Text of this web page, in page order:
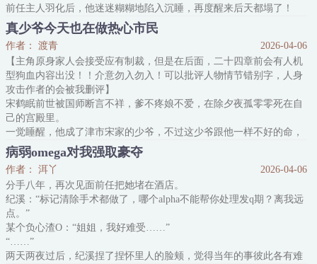
前任主人羽化后，他迷迷糊糊地陷入沉睡，再度醒来后天都塌了！
大妖（重音）一瞬间变成了文盲。
这些人类都在说什么？
红绿灯是什么？车是什么？身份证是什么？手机是什么？电话号码是
什么？支付宝是什么？警察是什么？老年痴呆又是……等等，这群人
类怎么莫名其妙地骂蛇痴呆？！
有没有天理了！
青玉竹气不过三秒，又软了回去：蒜鸟蒜鸟，当人太复杂鸟，还是继
续当
真少爷今天也在做热心市民
作者： 渡青
2026-04-06
【主角原身家人会接受应有制裁，但是在后面，二十四章前会有人机
型狗血内容出没！！介意勿入勿入！可以批评人物情节错别字，人身
攻击作者的会被我删评】
宋鹤眠前世被国师断言不祥，爹不疼娘不爱，在除夕夜孤零零死在自
己的宫殿里。
一觉睡醒，他成了津市宋家的少爷，不过这少爷跟他一样不好的命，
刚生下来就带着不祥的标签被父母抛弃到乡下。
宋鹤眠无语闭眼，结果发现自己闭眼还能看到东西。
他能共享凶案现场的动物视线。
冰冷湖水下，一颗泡得发白的头颅正在静静注视着他，还未腐烂的眼
睛里，倒映着一条鱼的身影。
要命的是，
病弱omega对我强取豪夺
作者： 洱丫
2026-04-06
分手八年，再次见面前任把她堵在酒店。
纪溪：“标记清除手术都做了，哪个alpha不能帮你处理发q期？离我远
点。”
某个负心渣O：“姐姐，我好难受……”
“……”
两天两夜过后，纪溪捏了捏怀里人的脸颊，觉得当年的事彼此各有难